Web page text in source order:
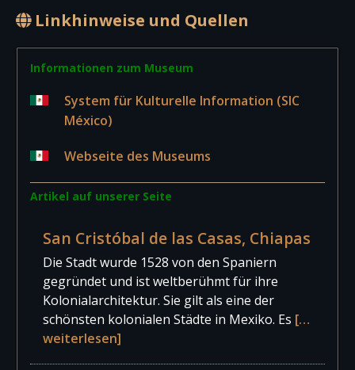
Linkhinweise und Quellen
Informationen zum Museum
System für Kulturelle Information (SIC
México)
Webseite des Museums
Artikel auf unserer Seite
San Cristóbal de las Casas, Chiapas
Die Stadt wurde 1528 von den Spaniern
gegründet und ist weltberühmt für ihre
Kolonialarchitektur. Sie gilt als eine der
schönsten kolonialen Städte in Mexiko. Es […
weiterlesen]